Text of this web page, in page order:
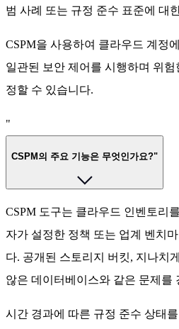
범 사례 또는 규정 준수 표준에 대
CSPM을 사용하여 클라우드 계정
일관된 보안 제어를 시행하며 위
정할 수 있습니다.
"
CSPM의 주요 기능은 무엇인가요?"
CSPM 도구는 클라우드 인벤토리
자가 설정한 정책 또는 업계 벤치
다. 공개된 스토리지 버킷, 지나치
않은 데이터베이스와 같은 문제를
시간 경과에 따른 규정 준수 상태